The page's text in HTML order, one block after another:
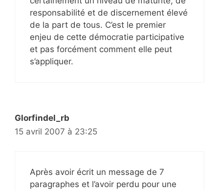
responsabilité et de discernement élevé
de la part de tous. C’est le premier
enjeu de cette démocratie participative
et pas forcément comment elle peut
s’appliquer.
Glorfindel_rb
15 avril 2007 à 23:25
Après avoir écrit un message de 7
paragraphes et l’avoir perdu pour une